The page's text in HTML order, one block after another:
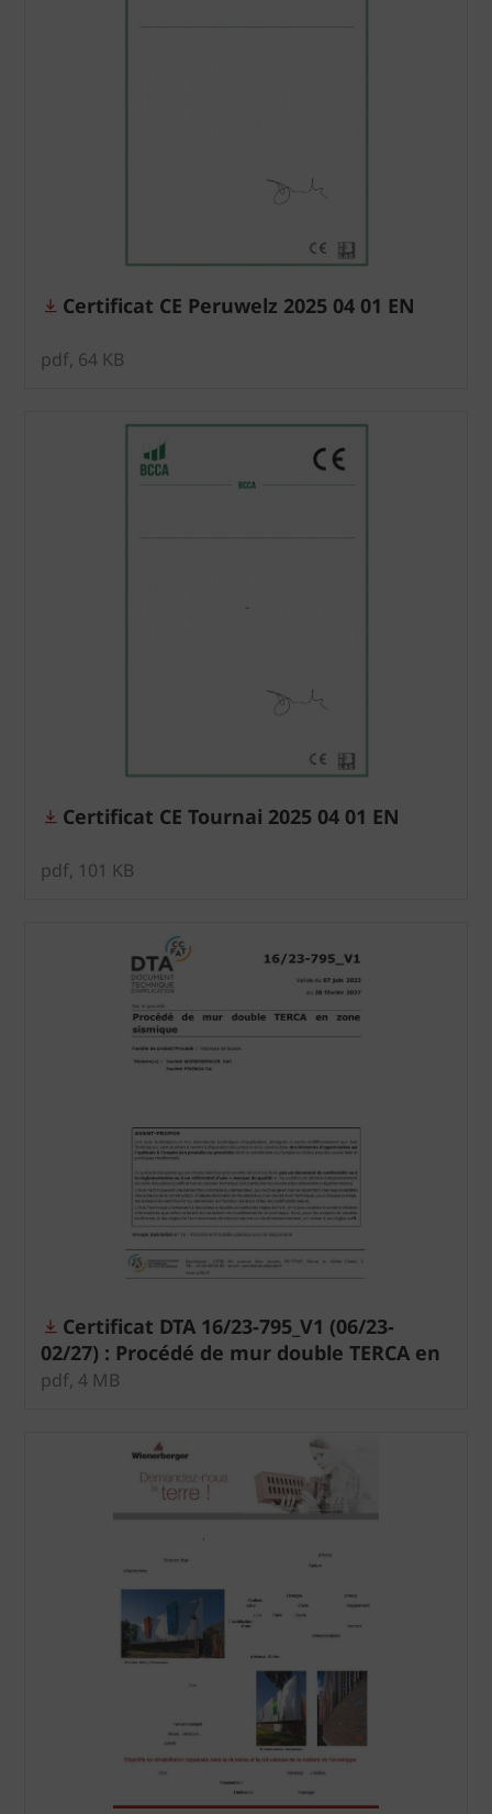
Certificat CE Peruwelz 2025 04 01 EN
pdf, 64 KB
Certificat CE Tournai 2025 04 01 EN
pdf, 101 KB
Certificat DTA 16/23-795_V1 (06/23-
02/27) : Procédé de mur double TERCA en
zone sismique
pdf, 4 MB